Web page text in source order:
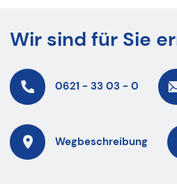
Wir sind für Sie
0621 - 33 03 - 0
Wegbeschreibung